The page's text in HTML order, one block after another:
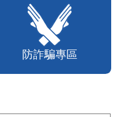
防詐騙專區